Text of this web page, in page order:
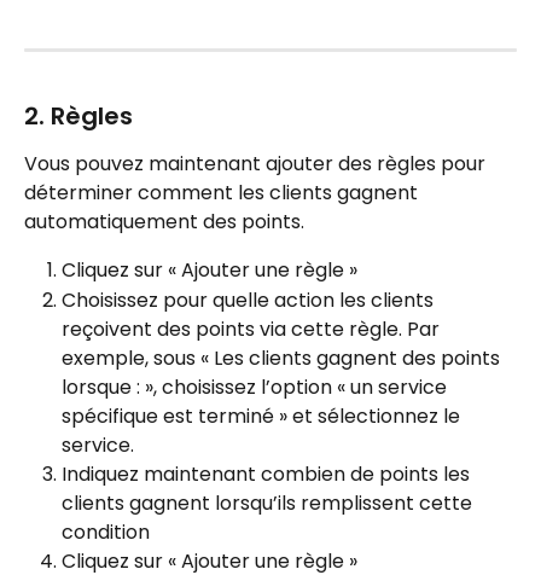
2. Règles
Vous pouvez maintenant ajouter des règles pour
déterminer comment les clients gagnent
automatiquement des points.
Cliquez sur « Ajouter une règle »
Choisissez pour quelle action les clients
reçoivent des points via cette règle. Par
exemple, sous « Les clients gagnent des points
lorsque : », choisissez l’option « un service
spécifique est terminé » et sélectionnez le
service.
Indiquez maintenant combien de points les
clients gagnent lorsqu’ils remplissent cette
condition
Cliquez sur « Ajouter une règle »